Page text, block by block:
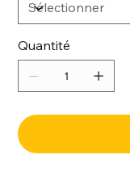
Quantité